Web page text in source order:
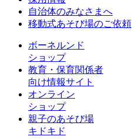
自治体のみなさまへ
移動式あそび場のご依頼
ボーネルンド
ショップ
教育・保育関係者
向け情報サイト
オンライン
ショップ
親子のあそび場
キドキド